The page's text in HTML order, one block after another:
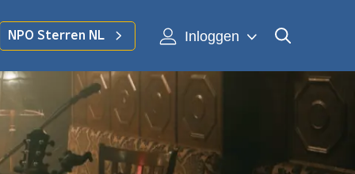
NPO Sterren NL Inloggen